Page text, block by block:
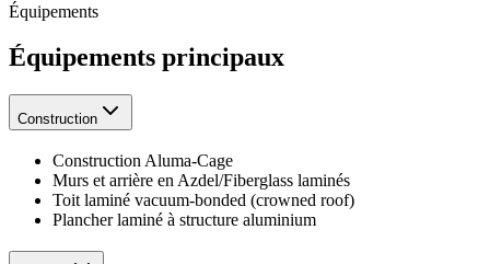
Équipements
Équipements principaux
Construction
Construction Aluma-Cage
Murs et arrière en Azdel/Fiberglass laminés
Toit laminé vacuum-bonded (crowned roof)
Plancher laminé à structure aluminium